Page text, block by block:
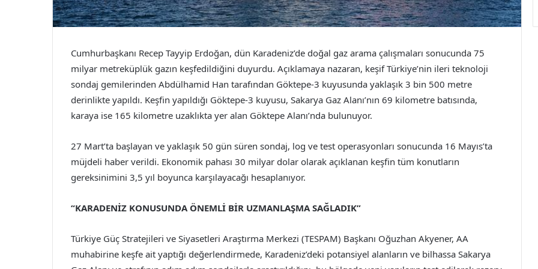
Cumhurbaşkanı Recep Tayyip Erdoğan, dün Karadeniz’de doğal gaz arama çalışmaları sonucunda 75
milyar metreküplük gazın keşfedildiğini duyurdu. Açıklamaya nazaran, keşif Türkiye’nin ileri teknoloji
sondaj gemilerinden Abdülhamid Han tarafından Göktepe-3 kuyusunda yaklaşık 3 bin 500 metre
derinlikte yapıldı. Keşfin yapıldığı Göktepe-3 kuyusu, Sakarya Gaz Alanı’nın 69 kilometre batısında,
karaya ise 165 kilometre uzaklıkta yer alan Göktepe Alanı’nda bulunuyor.
27 Mart’ta başlayan ve yaklaşık 50 gün süren sondaj, log ve test operasyonları sonucunda 16 Mayıs’ta
müjdeli haber verildi. Ekonomik pahası 30 milyar dolar olarak açıklanan keşfin tüm konutların
gereksinimini 3,5 yıl boyunca karşılayacağı hesaplanıyor.
“KARADENİZ KONUSUNDA ÖNEMLİ BİR UZMANLAŞMA SAĞLADIK”
Türkiye Güç Stratejileri ve Siyasetleri Araştırma Merkezi (TESPAM) Başkanı Oğuzhan Akyener, AA
muhabirine keşfe ait yaptığı değerlendirmede, Karadeniz’deki potansiyel alanların ve bilhassa Sakarya